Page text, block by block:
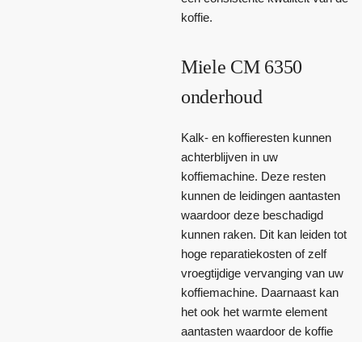
koffie.
Miele CM 6350
onderhoud
Kalk- en koffieresten kunnen
achterblijven in uw
koffiemachine. Deze resten
kunnen de leidingen aantasten
waardoor deze beschadigd
kunnen raken. Dit kan leiden tot
hoge reparatiekosten of zelf
vroegtijdige vervanging van uw
koffiemachine. Daarnaast kan
het ook het warmte element
aantasten waardoor de koffie